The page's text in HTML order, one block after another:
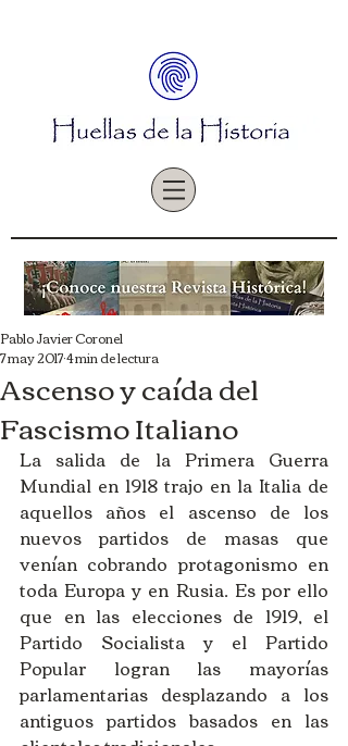
Ascenso y caída del
Fascismo Italiano
Pablo Javier Coronel
7 may 20174 min de lectura
La salida de la Primera Guerra
Mundial en 1918 trajo en la Italia de
aquellos años el ascenso de los
nuevos partidos de masas que
venían cobrando protagonismo en
toda Europa y en Rusia. Es por ello
que en las elecciones de 1919, el
Partido Socialista y el Partido
Popular logran las mayorías
parlamentarias desplazando a los
antiguos partidos basados en las